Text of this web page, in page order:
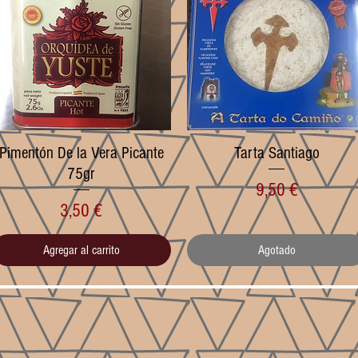
Vista rápida
Pimentón De la Vera Picante
75gr
Precio
3,50 €
Agregar al carrito
Vista rápida
Tarta Santiago
Precio
9,50 €
Agotado